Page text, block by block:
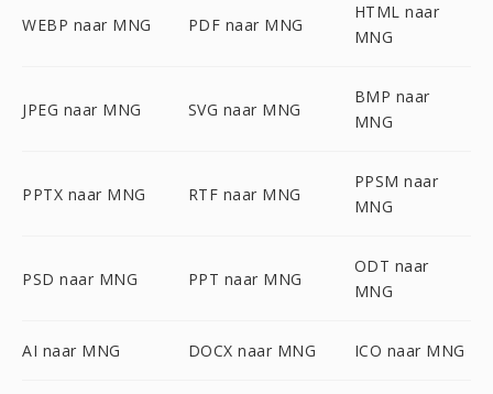
WEBP naar MNG PDF naar MNG
HTML naar
MNG
JPEG naar MNG SVG naar MNG
BMP naar
MNG
PPTX naar MNG RTF naar MNG
PPSM naar
MNG
PSD naar MNG PPT naar MNG
ODT naar
MNG
AI naar MNG DOCX naar MNG ICO naar MNG